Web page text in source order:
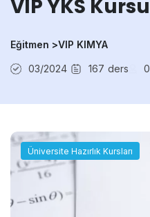
VIP YKS Kursu
Eğitmen >VIP KIMYA
03/2024 167 ders 0
Üniversite Hazırlık Kursları